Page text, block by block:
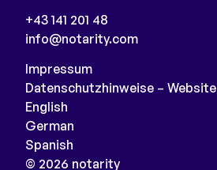
+43 141 201 48
info@notarity.com
© 2026 notarity
Impressum
Datenschutzhinweise – Website
English
German
Spanish